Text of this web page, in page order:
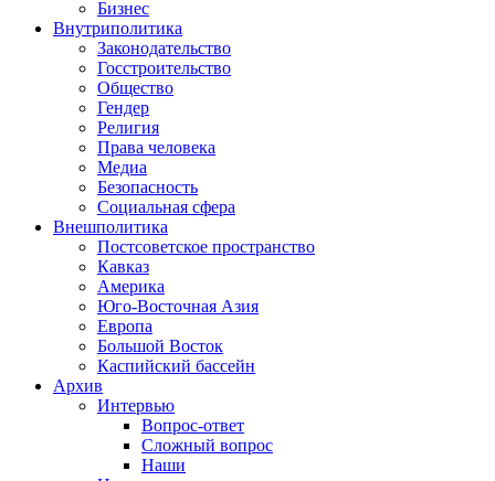
Бизнес
Внутриполитика
Законодательство
Госстроительство
Общество
Гендер
Религия
Права человека
Медиа
Безопасность
Социальная сфера
Внешполитика
Постсоветское пространство
Кавказ
Америка
Юго-Восточная Азия
Европа
Большой Восток
Каспийский бассейн
Архив
Интервью
Вопрос-ответ
Сложный вопрос
Наши